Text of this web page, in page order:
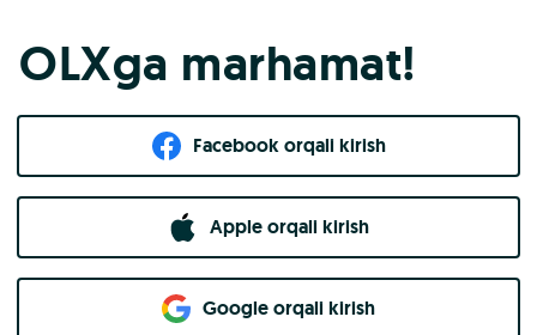
OLXga marhamat!
Facebook orqali kirish​
Apple orqali kirish
Goo​g​le orqali kirish